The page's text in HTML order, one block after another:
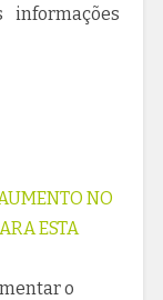
informações
NO
ESTA
o